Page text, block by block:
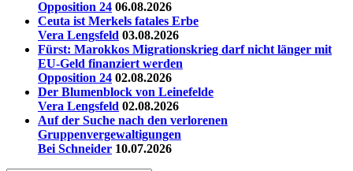
Opposition 24 06.08.2026
Ceuta ist Merkels fatales Erbe
Vera Lengsfeld 03.08.2026
Fürst: Marokkos Migrationskrieg darf nicht länger mit
EU-Geld finanziert werden
Opposition 24 02.08.2026
Der Blumenblock von Leinefelde
Vera Lengsfeld 02.08.2026
Auf der Suche nach den verlorenen
Gruppenvergewaltigungen
Bei Schneider 10.07.2026